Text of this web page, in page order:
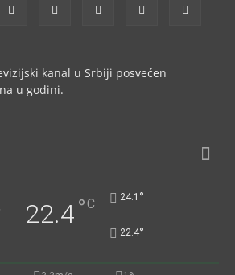
kanal u Srbiji posvećen
u godini.
22.4°C 24.1 °
22.4°